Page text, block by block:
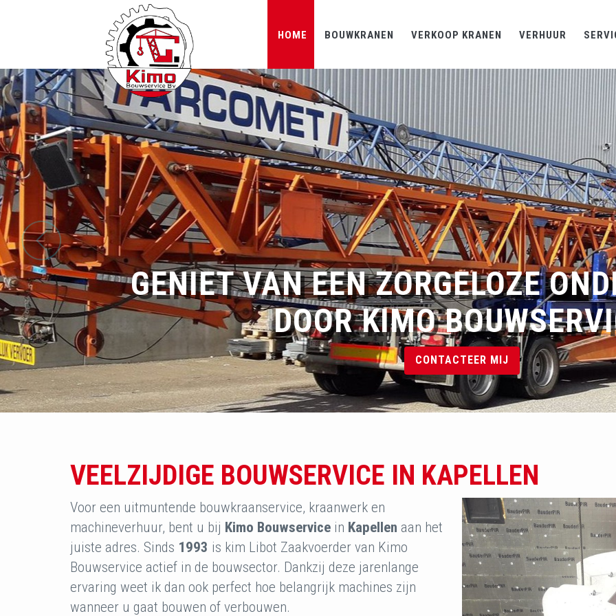
HOME BOUWKRANEN VERKOOP KRANEN VERHUUR
GENIET VAN EEN ZORGELOZE
DOOR KIMO
CONTACTEER MIJ
VEELZIJDIGE BOUWSERVICE IN KAPELLEN
Voor een uitmuntende bouwkraanservice, kraanwerk en
machineverhuur, bent u bij Kimo Bouwservice in Kapellen aan het
juiste adres. Sinds 1993 is kim Libot Zaakvoerder van Kimo
Bouwservice actief in de bouwsector. Dankzij deze jarenlange
ervaring weet ik dan ook perfect hoe belangrijk machines zijn
wanneer u gaat bouwen of verbouwen.